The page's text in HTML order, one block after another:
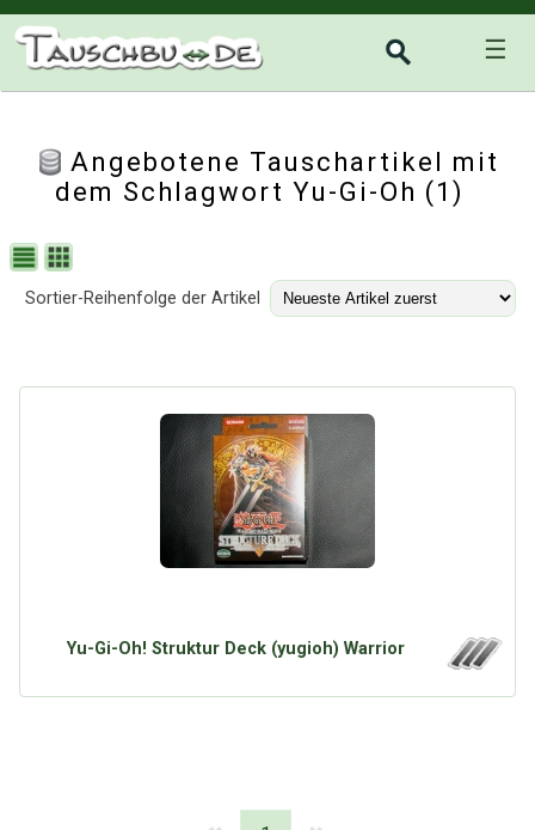
☰
Angebotene Tauschartikel mit
dem Schlagwort Yu-Gi-Oh (1)
Sortier-Reihenfolge der Artikel
Yu-Gi-Oh! Struktur Deck (yugioh) Warrior